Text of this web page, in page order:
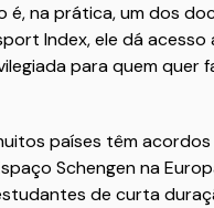
é, na prática, um dos
Index, ele dá
para quem
países têm
Schengen na
de curta